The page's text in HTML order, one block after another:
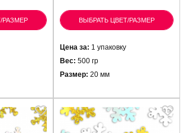
РАЗМЕР ВЫБРАТЬ ЦВЕТ/РАЗМЕР
Цена за: 1 упаковку
Вес: 500 гр
Размер: 20 мм